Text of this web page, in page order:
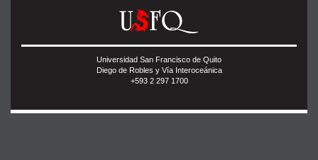
Universidad San Francisco de Quito
Diego de Robles y Vía Interoceánica
+593 2 297 1700